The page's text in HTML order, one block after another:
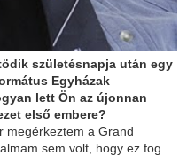
születésnapja után egy
Egyházak
lett Ön az újonnan
első embere?
megérkeztem a Grand
sem volt, hogy ez fog